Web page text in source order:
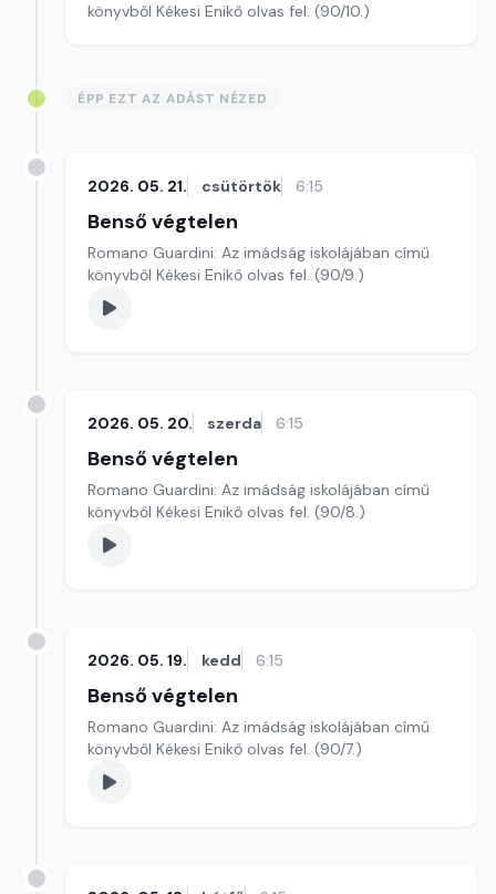
könyvből Kékesi Enikő olvas fel. (90/10.)
ÉPP EZT AZ ADÁST NÉZED
2026. 05. 21. csütörtök 6:15
Benső végtelen
Romano Guardini: Az imádság iskolájában című
könyvből Kékesi Enikő olvas fel. (90/9.)
2026. 05. 20. szerda 6:15
Benső végtelen
Romano Guardini: Az imádság iskolájában című
könyvből Kékesi Enikő olvas fel. (90/8.)
2026. 05. 19. kedd 6:15
Benső végtelen
Romano Guardini: Az imádság iskolájában című
könyvből Kékesi Enikő olvas fel. (90/7.)